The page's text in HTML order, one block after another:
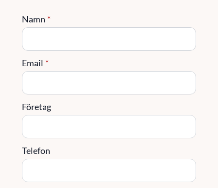
Namn *
Email *
Företag
Telefon